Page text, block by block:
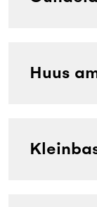
Huus